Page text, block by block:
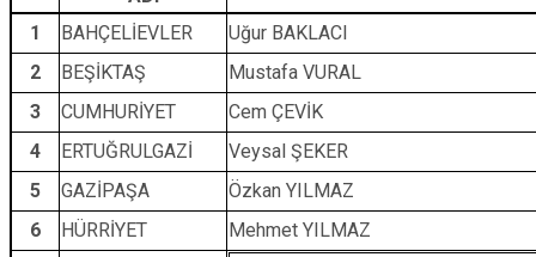
1 BAHÇELİEVLER
Uğur BAKLACI
2
BEŞİKTAŞ
Mustafa VURAL
3
CUMHURİYET
Cem ÇEVİK
4
ERTUĞRULGAZİ
Veysal ŞEKER
5
GAZİPAŞA
Özkan YILMAZ
6
HÜRRİYET
Mehmet YILMAZ